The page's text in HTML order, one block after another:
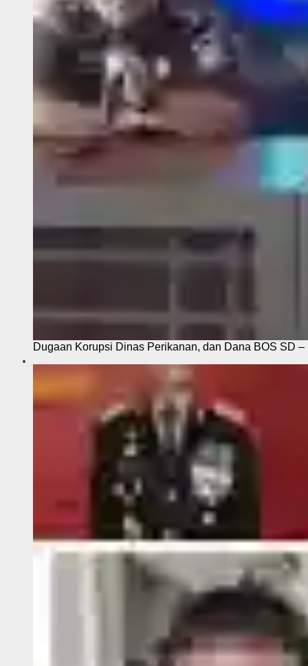
Dugaan Korupsi Dinas Perikanan, dan Dana BOS SD